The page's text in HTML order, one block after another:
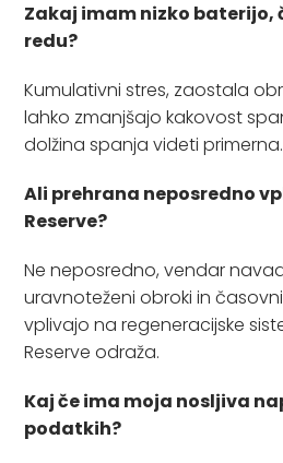
Zakaj imam nizko baterijo,
redu?
Kumulativni stres, zaostala
lahko zmanjšajo kakovost
dolžina spanja videti primerna.
Ali prehrana neposredno
Reserve?
Ne neposredno, vendar
uravnoteženi obroki in
vplivajo na regeneracijske
Reserve odraža.
Kaj če ima moja nosljiva
podatkih?